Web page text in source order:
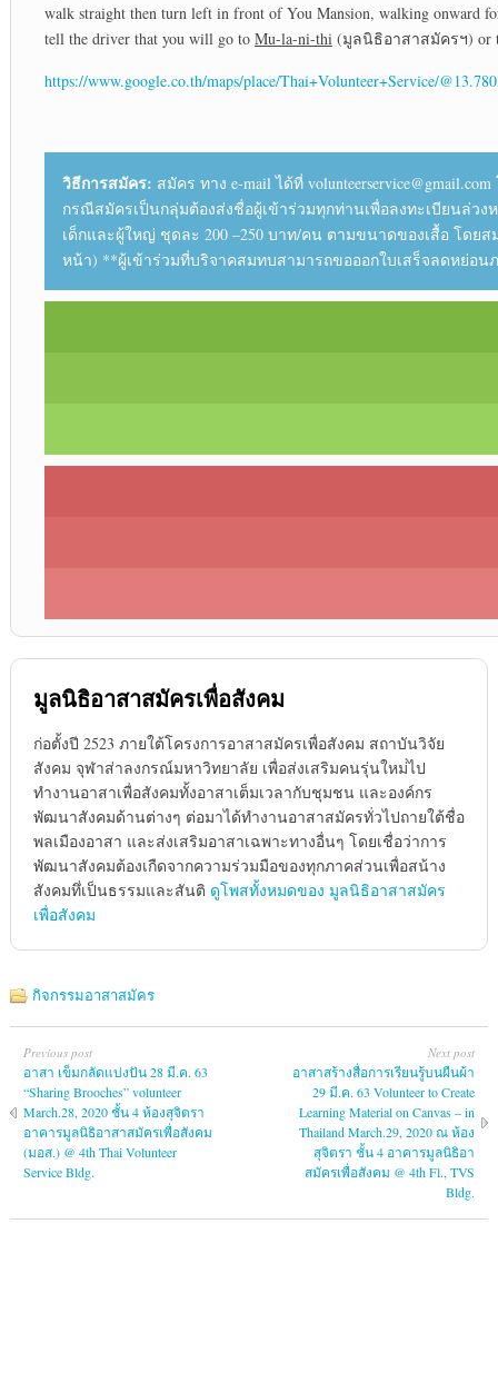
walk straight then turn left in front of You Mansion, walking onward
tell the driver that you will go to Mu-la-ni-thi (มูลนิธิอาสาสมัครฯ) or to
https://www.google.co.th/maps/place/Thai+Volunteer+Service/
วิธีการสมัคร: สมัคร ทาง e-mail ได้ที่
กรณีสมัครเป็นกลุ่มต้องส่งชื่อผู้เข้าร่วมทุกท่านเพื่อลงทะเบียนล่ว
เด็กและผู้ใหญ่ ชุดละ 200 –250 บาท/คน ตามขนาดของเสื้อ โดย
หน้า) **ผู้เข้าร่วมที่บริจาคสมทบสามารถขอออกใบเสร็จลดหย่อน
มูลนิธิอาสาสมัครเพื่อสังคม
ก่อตั้งปี 2523 ภายใต้โครงการอาสาสมัครเพื่อสังคม สถาบันวิจัย
สังคม จุฬาส่าลงกรณ์มหาวิทยาลัย เพื่อส่งเสริมคนรุ่นใหม่่ไป
ทำงานอาสาเพื่อสังคมทั้งอาสาเต็มเวลากับชุมชน และองค์กร
พัฒนาสังคมด้านต่างๆ ต่อมาได้ทำงานอาสาสมัครทั่วไปถายใต้ชื่อ
พลเมืองอาสา และส่งเสริมอาสาเฉพาะทางอื่นๆ โดยเชื่อว่าการ
พัฒนาสังคมต้องเกืดจากความร่วมมือของทุกภาคส่วนเพื่อสน้าง
สังคมทึ่เป็นธรรมและสันติ ดูโพสทั้งหมดของ มูลนิธิอาสาสมัคร
เพื่อสังคม
กิจกรรมอาสาสมัคร
Previous post
อาสา เข็มกลัดแบ่งปัน 28 มี.ค. 63
“Sharing Brooches” volunteer
March.28, 2020 ชั้น 4 ห้องสุจิตรา
อาคารมูลนิธิอาสาสมัครเพื่อสังคม
(มอส.) @ 4th Thai Volunteer
Service Bldg.
Next post
อาสาสร้างสื่อการเรียนรู้บนผืนผ้า
29 มี.ค. 63 Volunteer to Create
Learning Material on Canvas – in
Thailand March.29, 2020 ณ ห้อง
สุจิตรา ชั้น 4 อาคารมูลนิธิอา
สมัครเพื่อสังคม @ 4th Fl., TVS
Bldg.